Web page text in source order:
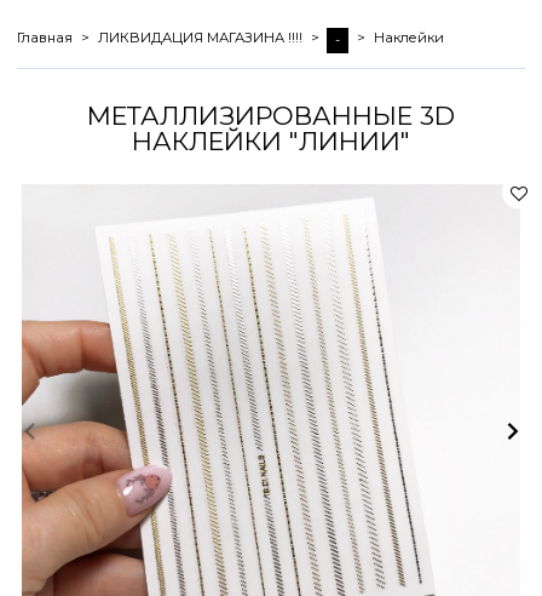
Главная ЛИКВИДАЦИЯ МАГАЗИНА !!!! - Наклейки
МЕТАЛЛИЗИРОВАННЫЕ 3D
НАКЛЕЙКИ "ЛИНИИ"